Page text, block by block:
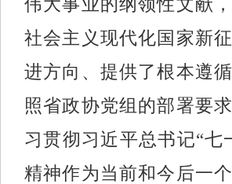
伟大事业的纲领性文献
社会主义现代化国家新
进方向、提供了根本遵
照省政协党组的部署要
习贯彻习近平总书记“七
精神作为当前和今后一